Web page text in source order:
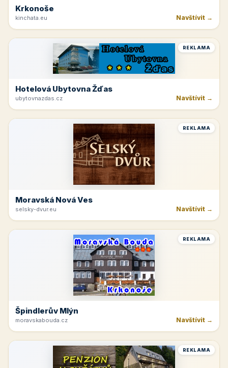
Krkonoše
kinchata.eu Navštívit →
REKLAMA
Hotelová Ubytovna Žďas
ubytovnazdas.cz Navštívit →
REKLAMA
Moravská Nová Ves
selsky-dvur.eu Navštívit →
REKLAMA
Špindlerův Mlýn
moravskabouda.cz Navštívit →
REKLAMA